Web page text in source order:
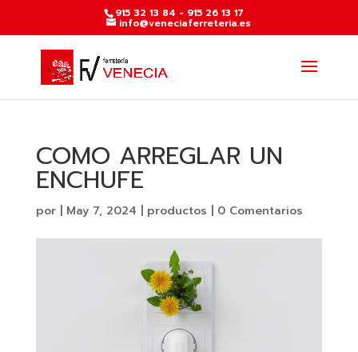
915 32 13 84 - 915 26 13 17
info@veneciaferreteria.es
COMO ARREGLAR UN
ENCHUFE
por May 7, 2024 productos 0 Comentarios